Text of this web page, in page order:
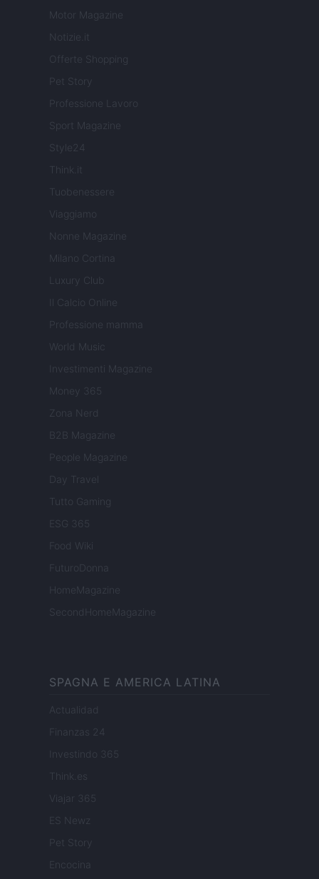
Motor Magazine
Notizie.it
Offerte Shopping
Pet Story
Professione Lavoro
Sport Magazine
Style24
Think.it
Tuobenessere
Viaggiamo
Nonne Magazine
Milano Cortina
Luxury Club
Il Calcio Online
Professione mamma
World Music
Investimenti Magazine
Money 365
Zona Nerd
B2B Magazine
People Magazine
Day Travel
Tutto Gaming
ESG 365
Food Wiki
FuturoDonna
HomeMagazine
SecondHomeMagazine
SPAGNA E AMERICA LATINA
Actualidad
Finanzas 24
Investindo 365
Think.es
Viajar 365
ES Newz
Pet Story
Encocina